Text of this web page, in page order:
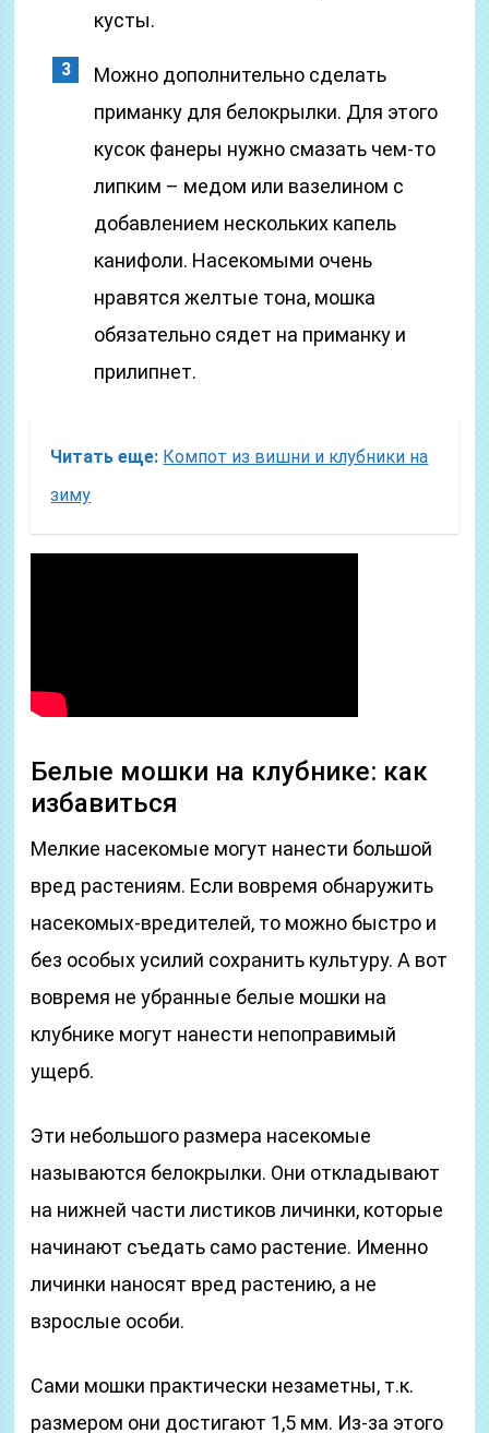
кусты.
Можно дополнительно сделать
приманку для белокрылки. Для этого
кусок фанеры нужно смазать чем-то
липким – медом или вазелином с
добавлением нескольких капель
канифоли. Насекомыми очень
нравятся желтые тона, мошка
обязательно сядет на приманку и
прилипнет.
Читать еще: Компот из вишни и клубники на
зиму
Белые мошки на клубнике: как
избавиться
Мелкие насекомые могут нанести большой
вред растениям. Если вовремя обнаружить
насекомых-вредителей, то можно быстро и
без особых усилий сохранить культуру. А вот
вовремя не убранные белые мошки на
клубнике могут нанести непоправимый
ущерб.
Эти небольшого размера насекомые
называются белокрылки. Они откладывают
на нижней части листиков личинки, которые
начинают съедать само растение. Именно
личинки наносят вред растению, а не
взрослые особи.
Сами мошки практически незаметны, т.к.
размером они достигают 1,5 мм. Из-за этого